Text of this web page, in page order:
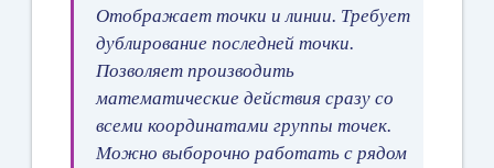
Отображает точки и линии. Требует
дублирование последней точки.
Позволяет производить
математические действия сразу со
всеми координатами группы точек.
Можно выборочно работать с рядом